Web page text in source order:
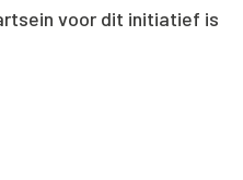
voor dit initiatief is